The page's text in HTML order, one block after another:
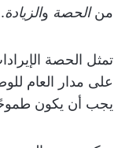
منالحصة والزيادة.
تمثل الحصة
على مدار العام
يجب أن يكون